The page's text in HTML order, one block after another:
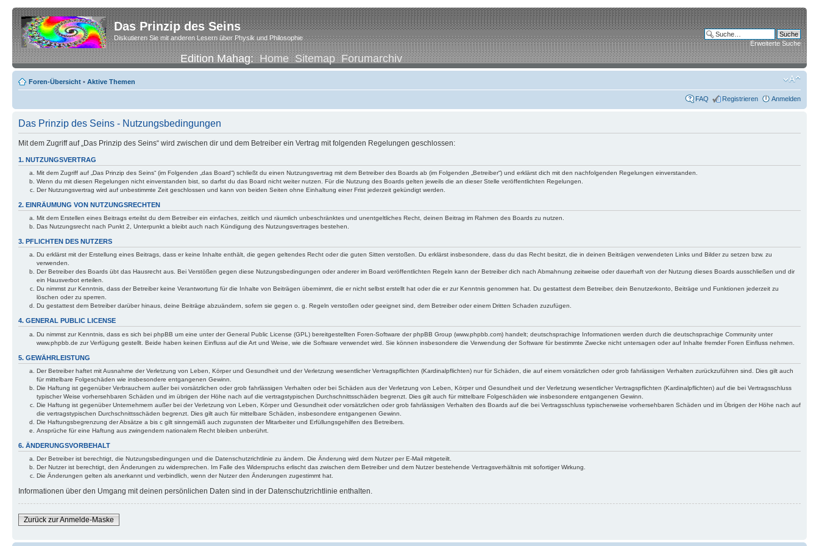
Das Prinzip des Seins
Diskutieren Sie mit anderen Lesern über Physik und Philosophie
Edition Mahag:Home Sitemap Forumarchiv
Erweiterte Suche
Foren-Übersicht • Aktive Themen
FAQ Registrieren Anmelden
Das Prinzip des Seins - Nutzungsbedingungen
Mit dem Zugriff auf „Das Prinzip des Seins“ wird zwischen dir und dem Betreiber ein Vertrag mit folgenden Regelungen geschlossen:
1. NUTZUNGSVERTRAG
Mit dem Zugriff auf „Das Prinzip des Seins“ (im Folgenden „das Board“) schließt du einen Nutzungsvertrag mit dem Betreiber des Boards ab (im Folgenden „Betreiber“) und erklärst dich mit den nachfolgenden Regelungen einverstanden.
Wenn du mit diesen Regelungen nicht einverstanden bist, so darfst du das Board nicht weiter nutzen. Für die Nutzung des Boards gelten jeweils die an dieser Stelle veröffentlichten Regelungen.
Der Nutzungsvertrag wird auf unbestimmte Zeit geschlossen und kann von beiden Seiten ohne Einhaltung einer Frist jederzeit gekündigt werden.
2. EINRÄUMUNG VON NUTZUNGSRECHTEN
Mit dem Erstellen eines Beitrags erteilst du dem Betreiber ein einfaches, zeitlich und räumlich unbeschränktes und unentgeltliches Recht, deinen Beitrag im Rahmen des Boards zu nutzen.
Das Nutzungsrecht nach Punkt 2, Unterpunkt a bleibt auch nach Kündigung des Nutzungsvertrages bestehen.
3. PFLICHTEN DES NUTZERS
Du erklärst mit der Erstellung eines Beitrags, dass er keine Inhalte enthält, die gegen geltendes Recht oder die guten Sitten verstoßen. Du erklärst insbesondere, dass du das Recht besitzt, die in deinen Beiträgen verwendeten Links und Bilder zu setzen bzw. zu
verwenden.
Der Betreiber des Boards übt das Hausrecht aus. Bei Verstößen gegen diese Nutzungsbedingungen oder anderer im Board veröffentlichten Regeln kann der Betreiber dich nach Abmahnung zeitweise oder dauerhaft von der Nutzung dieses Boards ausschließen und dir
ein Hausverbot erteilen.
Du nimmst zur Kenntnis, dass der Betreiber keine Verantwortung für die Inhalte von Beiträgen übernimmt, die er nicht selbst erstellt hat oder die er zur Kenntnis genommen hat. Du gestattest dem Betreiber, dein Benutzerkonto, Beiträge und Funktionen jederzeit zu
löschen oder zu sperren.
Du gestattest dem Betreiber darüber hinaus, deine Beiträge abzuändern, sofern sie gegen o. g. Regeln verstoßen oder geeignet sind, dem Betreiber oder einem Dritten Schaden zuzufügen.
4. GENERAL PUBLIC LICENSE
Du nimmst zur Kenntnis, dass es sich bei phpBB um eine unter der General Public License (GPL) bereitgestellten Foren-Software der phpBB Group (www.phpbb.com) handelt; deutschsprachige Informationen werden durch die deutschsprachige Community unter
www.phpbb.de zur Verfügung gestellt. Beide haben keinen Einfluss auf die Art und Weise, wie die Software verwendet wird. Sie können insbesondere die Verwendung der Software für bestimmte Zwecke nicht untersagen oder auf Inhalte fremder Foren Einfluss nehmen.
5. GEWÄHRLEISTUNG
Der Betreiber haftet mit Ausnahme der Verletzung von Leben, Körper und Gesundheit und der Verletzung wesentlicher Vertragspflichten (Kardinalpflichten) nur für Schäden, die auf einem vorsätzlichen oder grob fahrlässigen Verhalten zurückzuführen sind. Dies gilt auch
für mittelbare Folgeschäden wie insbesondere entgangenen Gewinn.
Die Haftung ist gegenüber Verbrauchern außer bei vorsätzlichen oder grob fahrlässigen Verhalten oder bei Schäden aus der Verletzung von Leben, Körper und Gesundheit und der Verletzung wesentlicher Vertragspflichten (Kardinalpflichten) auf die bei Vertragsschluss
typischer Weise vorhersehbaren Schäden und im übrigen der Höhe nach auf die vertragstypischen Durchschnittsschäden begrenzt. Dies gilt auch für mittelbare Folgeschäden wie insbesondere entgangenen Gewinn.
Die Haftung ist gegenüber Unternehmern außer bei der Verletzung von Leben, Körper und Gesundheit oder vorsätzlichen oder grob fahrlässigen Verhalten des Boards auf die bei Vertragsschluss typischerweise vorhersehbaren Schäden und im Übrigen der Höhe nach auf
die vertragstypischen Durchschnittsschäden begrenzt. Dies gilt auch für mittelbare Schäden, insbesondere entgangenen Gewinn.
Die Haftungsbegrenzung der Absätze a bis c gilt sinngemäß auch zugunsten der Mitarbeiter und Erfüllungsgehilfen des Betreibers.
Ansprüche für eine Haftung aus zwingendem nationalem Recht bleiben unberührt.
6. ÄNDERUNGSVORBEHALT
Der Betreiber ist berechtigt, die Nutzungsbedingungen und die Datenschutzrichtlinie zu ändern. Die Änderung wird dem Nutzer per E-Mail mitgeteilt.
Der Nutzer ist berechtigt, den Änderungen zu widersprechen. Im Falle des Widerspruchs erlischt das zwischen dem Betreiber und dem Nutzer bestehende Vertragsverhältnis mit sofortiger Wirkung.
Die Änderungen gelten als anerkannt und verbindlich, wenn der Nutzer den Änderungen zugestimmt hat.
Informationen über den Umgang mit deinen persönlichen Daten sind in der Datenschutzrichtlinie enthalten.
Zurück zur Anmelde-Maske